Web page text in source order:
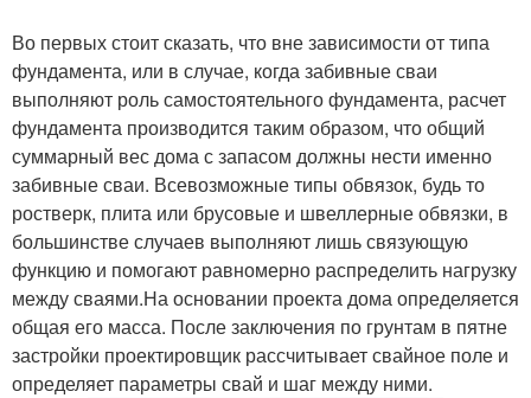
Во первых стоит сказать, что вне зависимости от типа
фундамента, или в случае, когда забивные сваи
выполняют роль самостоятельного фундамента, расчет
фундамента производится таким образом, что общий
суммарный вес дома с запасом должны нести именно
забивные сваи. Всевозможные типы обвязок, будь то
ростверк, плита или брусовые и швеллерные обвязки, в
большинстве случаев выполняют лишь связующую
функцию и помогают равномерно распределить нагрузку
между сваями.На основании проекта дома определяется
общая его масса. После заключения по грунтам в пятне
застройки проектировщик рассчитывает свайное поле и
определяет параметры свай и шаг между ними.